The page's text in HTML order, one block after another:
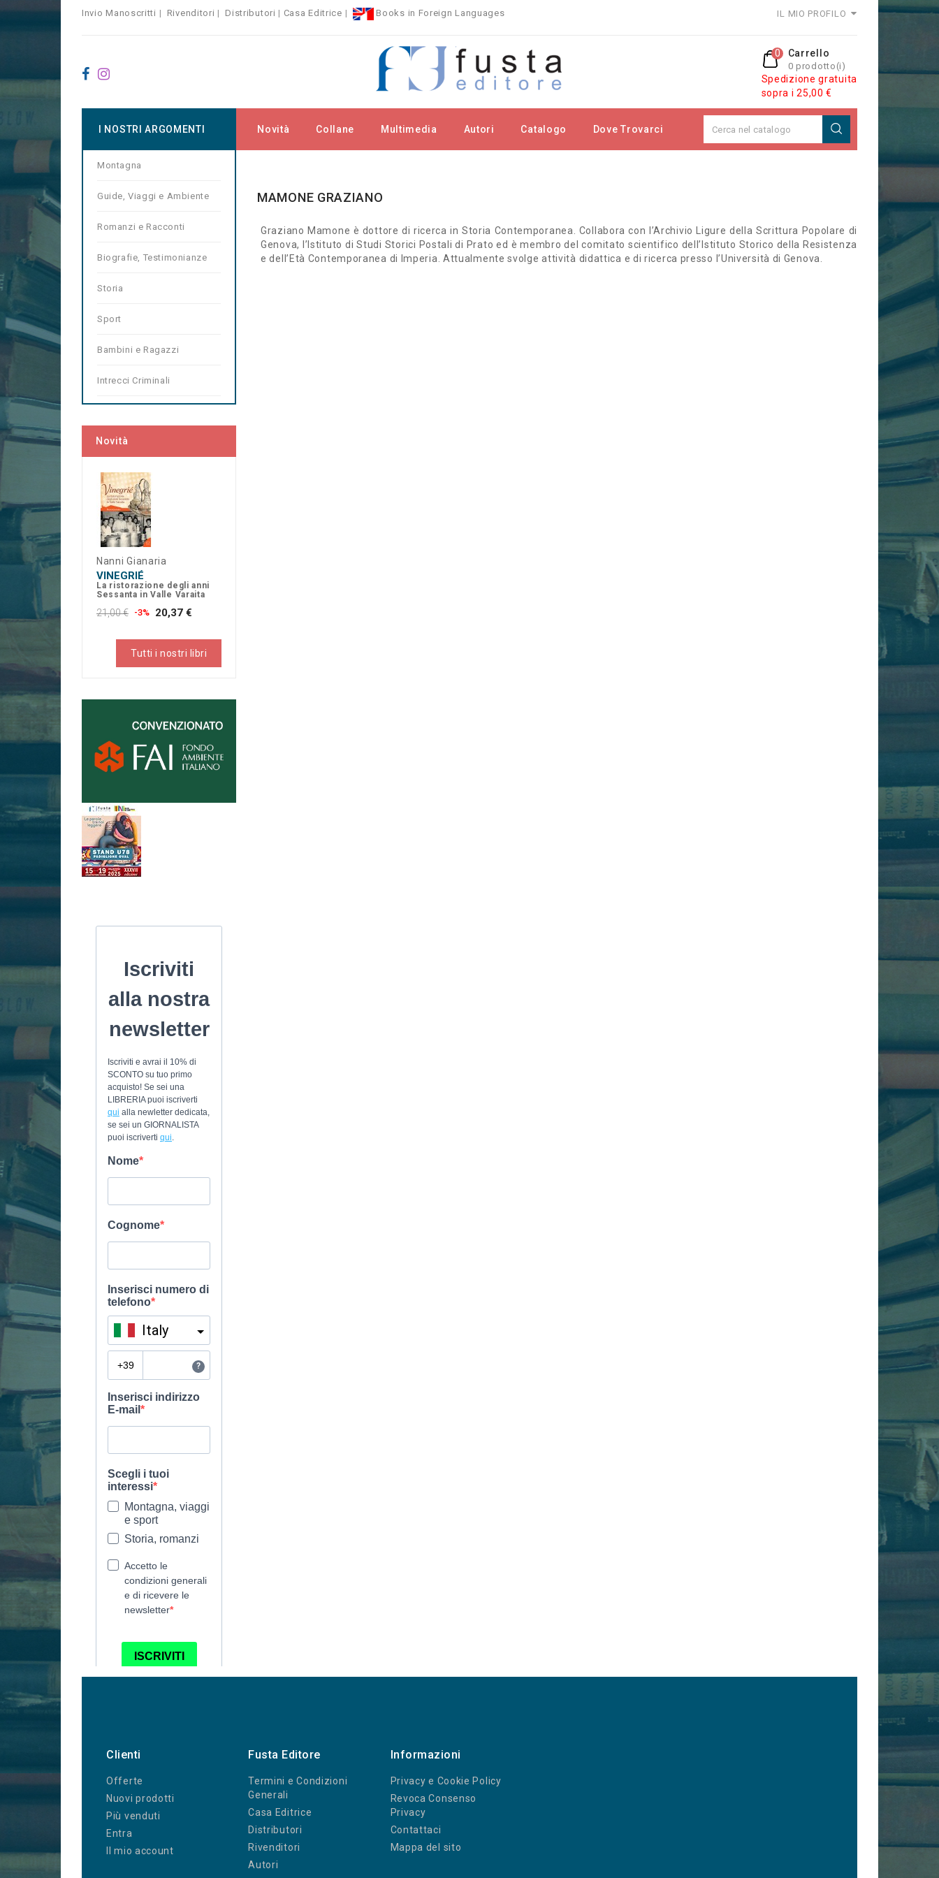
Invio Manoscritti | Rivenditori | Distributori | Casa Editrice | Books in Foreign Languages IL MIO PROFILO
Carrello
0 prodotto(i)
0
Spedizione gratuita
sopra i 25,00 €
Novità Collane Multimedia Autori Catalogo Dove Trovarci
I NOSTRI ARGOMENTI
Montagna
Guide, Viaggi e Ambiente
Romanzi e Racconti
Biografie, Testimonianze
Storia
Sport
Bambini e Ragazzi
Intrecci Criminali
Novità
Nanni Gianaria
VINEGRIÉ
La ristorazione degli anni
Sessanta in Valle Varaita
21,00 € -3% 20,37 €
Tutti i nostri libri
MAMONE GRAZIANO
Graziano Mamone è dottore di ricerca in Storia Contemporanea. Collabora con l’Archivio Ligure della Scrittura Popolare di
Genova, l’Istituto di Studi Storici Postali di Prato ed è membro del comitato scientifico dell’Istituto Storico della Resistenza
e dell’Età Contemporanea di Imperia. Attualmente svolge attività didattica e di ricerca presso l’Università di Genova.
Clienti
Offerte
Nuovi prodotti
Più venduti
Entra
Il mio account
Fusta Editore
Termini e Condizioni
Generali
Casa Editrice
Distributori
Rivenditori
Autori
Informazioni
Privacy e Cookie Policy
Revoca Consenso
Privacy
Contattaci
Mappa del sito